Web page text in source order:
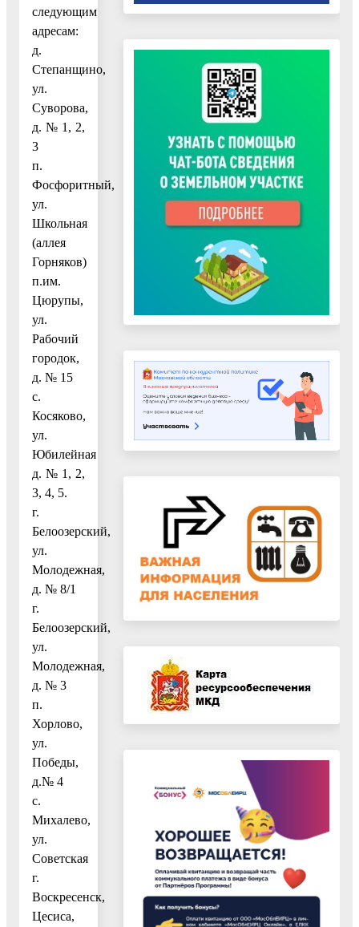
следующим
адресам:
д.
Степанщино,
ул.
Суворова,
д. № 1, 2,
3
п.
Фосфоритный,
ул.
Школьная
(аллея
Горняков)
п.им.
Цюрупы,
ул.
Рабочий
городок,
д. № 15
с.
Косяково,
ул.
Юбилейная
д. № 1, 2,
3, 4, 5.
г.
Белоозерский,
ул.
Молодежная,
д. № 8/1
г.
Белоозерский,
ул.
Молодежная,
д. № 3
п.
Хорлово,
ул.
Победы,
д.№ 4
с.
Михалево,
ул.
Советская
г.
Воскресенск,
Цесиса,